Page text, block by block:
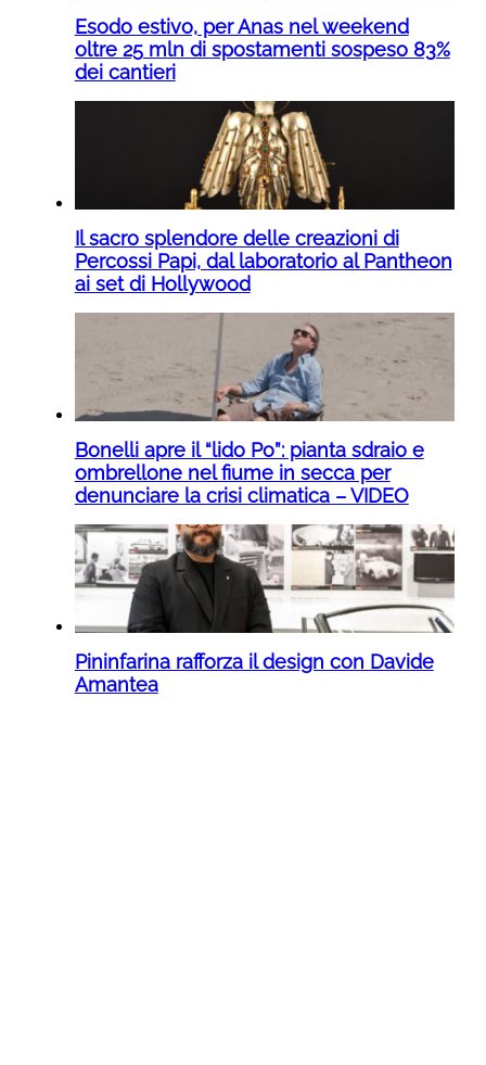
Esodo estivo, per Anas nel weekend
oltre 25 mln di spostamenti sospeso 83%
dei cantieri
Il sacro splendore delle creazioni di
Percossi Papi, dal laboratorio al Pantheon
ai set di Hollywood
Bonelli apre il “lido Po”: pianta sdraio e
ombrellone nel fiume in secca per
denunciare la crisi climatica – VIDEO
Pininfarina rafforza il design con Davide
Amantea